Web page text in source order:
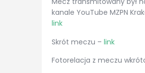
kanale YouTube MZPN
link
Skrót meczu – link
Fotorelacja z meczu